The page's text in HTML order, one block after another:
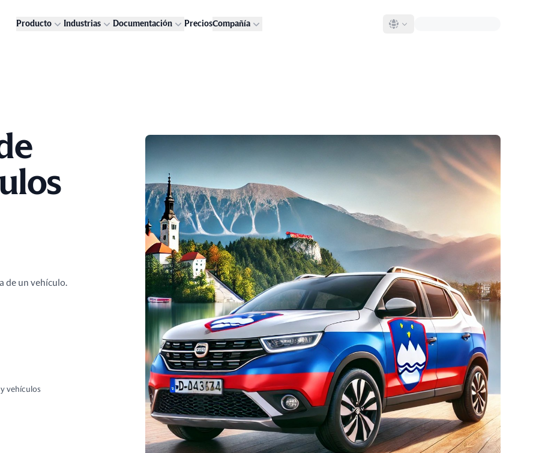
Producto Industrias Documentación PreciosCompañía
de un vehículo.
vehículos